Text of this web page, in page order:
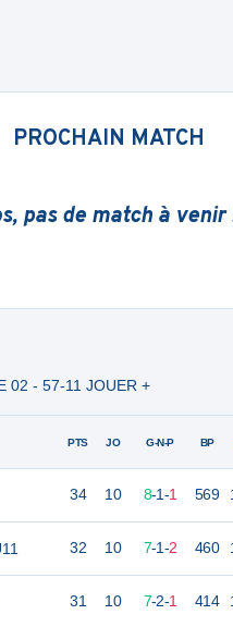
PROCHAIN MATCH
pas de match à venir
02 - 57-11 JOUER +
PTS JO G-N-P BP
34 10 8-1-1 569
32 10 7-1-2 460
31 10 7-2-1 414